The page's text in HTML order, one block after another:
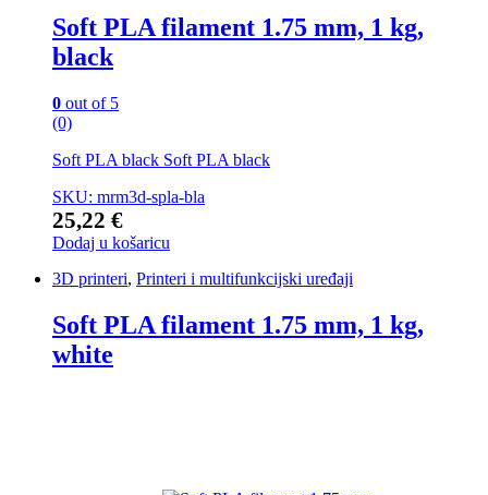
Soft PLA filament 1.75 mm, 1 kg,
black
0 out of 5
(0)
Soft PLA black Soft PLA black
SKU: mrm3d-spla-bla
25,22 €
Dodaj u košaricu
3D printeri, Printeri i multifunkcijski uređaji
Soft PLA filament 1.75 mm, 1 kg,
white